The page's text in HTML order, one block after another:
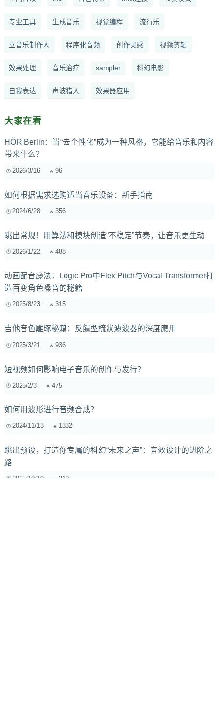
专业工具 生成音乐 视觉编程 流行乐
立音乐制作人 程序化音频 创作灵感 视频剪辑
效果处理 音乐治疗 sampler 科幻电影
自我表达 声波猎人 效果器应用
大家在看
HÖR Berlin：当“去个性化”成为一种风格，它能给音乐和内容
带来什么？
2026/3/16 96
如何根据需求选购适当音乐设备：新手指南
2024/6/28 356
跳出常规！用算法和模块创造“不稳定”节奏，让音乐更生动
2026/1/22 488
动画配音魔法：Logic Pro中Flex Pitch与Vocal Transformer打
造百变角色嗓音的秘籍
2025/8/23 315
吉他音色雕琢秘籍：反饋型梳狀濾波器的深度應用
2025/3/21 936
短视频如何影响电子音乐的创作与发行？
2025/2/3 475
如何用波形进行音频合成？
2024/11/13 1332
跳出预设，打造你专属的科幻“未来之声”：音效设计的进阶之
路
2025/10/19 219